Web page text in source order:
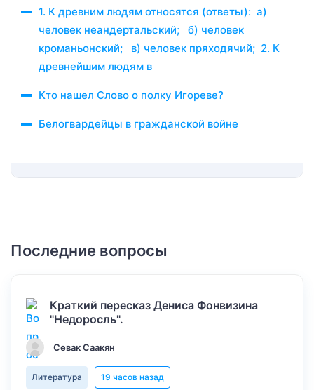
1. К древним людям относятся (ответы): а)
человек неандертальский; б) человек
кроманьонский; в) человек пряходячий; 2. К
древнейшим людям в
Кто нашел Слово о полку Игореве?
Белогвардейцы в гражданской войне
Последние вопросы
Краткий пересказ Дениса Фонвизина
"Недоросль".
Севак Саакян
Литература 19 часов назад